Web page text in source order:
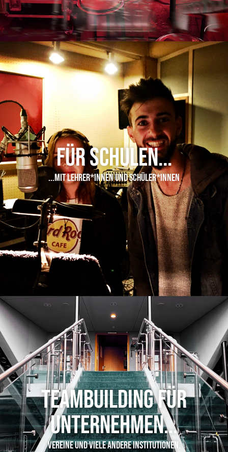
Für Schulen...
...mit Lehrer*innen und Schüler*innen
Teambuilding für
Unternehmen...
Vereine und viele andere Institutionen.